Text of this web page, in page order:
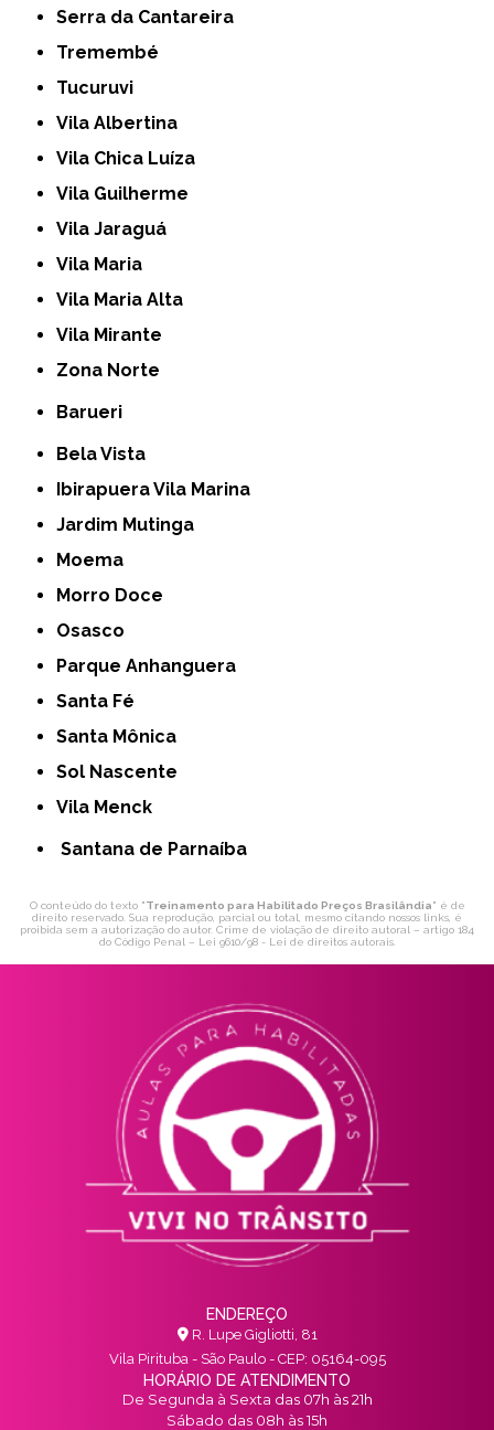
Serra da Cantareira
Tremembé
Tucuruvi
Vila Albertina
Vila Chica Luíza
Vila Guilherme
Vila Jaraguá
Vila Maria
Vila Maria Alta
Vila Mirante
Zona Norte
Barueri
Bela Vista
Ibirapuera Vila Marina
Jardim Mutinga
Moema
Morro Doce
Osasco
Parque Anhanguera
Santa Fé
Santa Mônica
Sol Nascente
Vila Menck
Santana de Parnaíba
O conteúdo do texto "Treinamento para Habilitado Preços Brasilândia" é de
direito reservado. Sua reprodução, parcial ou total, mesmo citando nossos links, é
proibida sem a autorização do autor. Crime de violação de direito autoral – artigo 184
do Código Penal – Lei 9610/98 - Lei de direitos autorais.
ENDEREÇO
R. Lupe Gigliotti, 81
Vila Pirituba - São Paulo - CEP: 05164-095
HORÁRIO DE ATENDIMENTO
De Segunda à Sexta das 07h às 21h
Sábado das 08h às 15h